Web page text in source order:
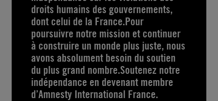
droits humains des gouvernements,
dont celui de la France.Pour
poursuivre notre mission et continuer
à construire un monde plus juste, nous
avons absolument besoin du soutien
du plus grand nombre.Soutenez notre
indépendance en devenant membre
d’Amnesty International France.